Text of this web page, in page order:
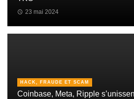
23 mai 2024
HACK, FRAUDE ET SCAM
Coinbase, Meta, Ripple